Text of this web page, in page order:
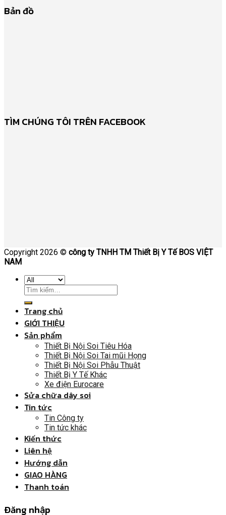
Bản đồ
TÌM CHÚNG TÔI TRÊN FACEBOOK
Copyright 2026 © công ty TNHH TM Thiết Bị Y Tế BOS VIỆT
NAM
Trang chủ
GIỚI THIỆU
Sản phẩm
Thiết Bị Nội Soi Tiêu Hóa
Thiết Bị Nội Soi Tai mũi Họng
Thiết Bị Nội Soi Phẫu Thuật
Thiết Bị Y Tế Khác
Xe điện Eurocare
Sửa chữa dây soi
Tin tức
Tin Công ty
Tin tức khác
Kiến thức
Liên hệ
Hướng dẫn
GIAO HÀNG
Thanh toán
Đăng nhập